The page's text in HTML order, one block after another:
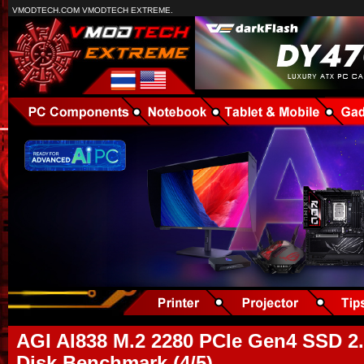
VMODTECH.COM VMODTECH EXTREME.
AGI AI838 M.2 2280 PCIe Gen4 SSD